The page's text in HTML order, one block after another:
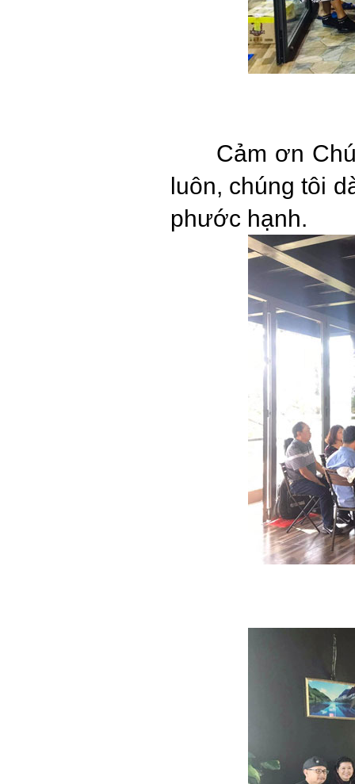
Cảm ơn
luôn, chúng tôi
phước hạnh.